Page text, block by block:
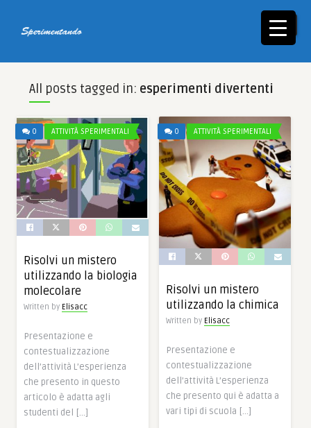
☰
All posts tagged in: esperimenti divertenti
0 ATTIVITÀ SPERIMENTALI
Risolvi un mistero
utilizzando la biologia
molecolare
Written by Elisacc
Presentazione e
contestualizzazione
dell’attività L’esperienza
che presento in questo
articolo è adatta agli
studenti del […]
0 ATTIVITÀ SPERIMENTALI
Risolvi un mistero
utilizzando la chimica
Written by Elisacc
Presentazione e
contestualizzazione
dell’attività L’esperienza
che presento qui è adatta a
vari tipi di scuola […]